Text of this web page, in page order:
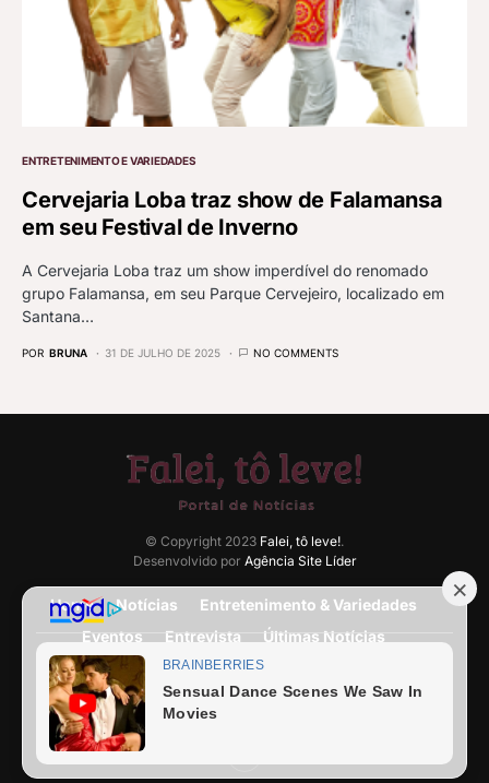
ENTRETENIMENTO E VARIEDADES
Cervejaria Loba traz show de Falamansa
em seu Festival de Inverno
A Cervejaria Loba traz um show imperdível do renomado
grupo Falamansa, em seu Parque Cervejeiro, localizado em
Santana…
POR BRUNA 31 DE JULHO DE 2025 NO COMMENTS
© Copyright 2023 Falei, tô leve!.
Desenvolvido por Agência Site Líder
Home Notícias
Entretenimento & Variedades
Eventos
Entrevista
Últimas Notícias
Anuncie Aqui
Expediente
Termos e condições